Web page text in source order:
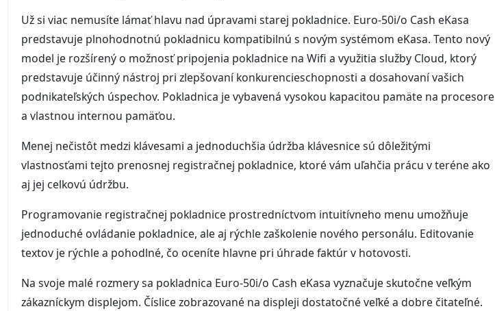
Už si viac nemusíte lámať hlavu nad úpravami starej pokladnice. Euro-50i/o Cash eKasa
predstavuje plnohodnotnú pokladnicu kompatibilnú s novým systémom eKasa. Tento nový
model je rozšírený o možnosť pripojenia pokladnice na Wifi a využitia služby Cloud, ktorý
predstavuje účinný nástroj pri zlepšovaní konkurencieschopnosti a dosahovaní vašich
podnikateľských úspechov. Pokladnica je vybavená vysokou kapacitou pamäte na procesore
a vlastnou internou pamäťou.
Menej nečistôt medzi klávesami a jednoduchšia údržba klávesnice sú dôležitými
vlastnosťami tejto prenosnej registračnej pokladnice, ktoré vám uľahčia prácu v teréne ako
aj jej celkovú údržbu.
Programovanie registračnej pokladnice prostredníctvom intuitívneho menu umožňuje
jednoduché ovládanie pokladnice, ale aj rýchle zaškolenie nového personálu. Editovanie
textov je rýchle a pohodlné, čo oceníte hlavne pri úhrade faktúr v hotovosti.
Na svoje malé rozmery sa pokladnica Euro-50i/o Cash eKasa vyznačuje skutočne veľkým
zákazníckym displejom. Číslice zobrazované na displeji dostatočné veľké a dobre čitateľné.